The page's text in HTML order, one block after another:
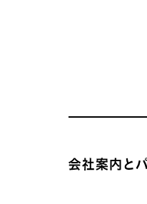
サイトコンテンツの一覧
会社案内とパ